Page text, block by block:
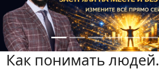
Как понимать людей.